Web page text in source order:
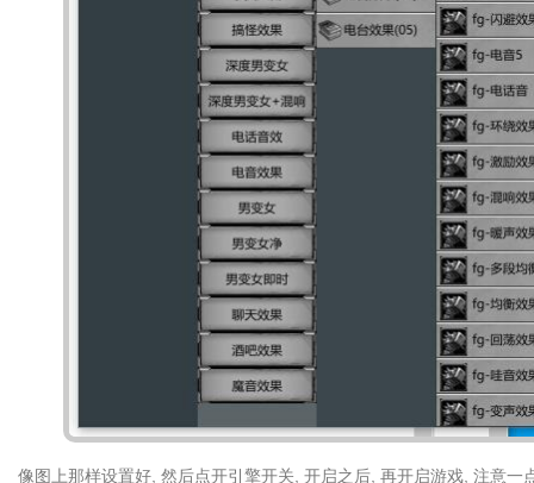
像图上那样设置好, 然后点开引擎开关, 开启之后, 再开启游戏, 注意